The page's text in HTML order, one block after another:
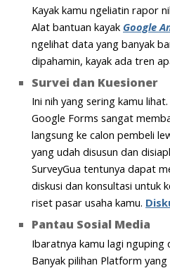
Kayak kamu ngeliatin rapor
Alat bantuan kayak Google
ngelihat data yang banyak
dipahamin, kayak ada tren
Survei dan Kuesioner
Ini nih yang sering kamu lihat.
Google Forms sangat
langsung ke calon pembeli
yang udah disusun dan
SurveyGua tentunya dapat
diskusi dan konsultasi untuk
riset pasar usaha kamu.
Pantau Sosial Media
Ibaratnya kamu lagi nguping
Banyak pilihan Platform